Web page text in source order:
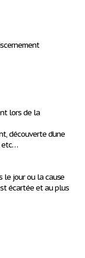
lors de la
découverte d’une
etc…
le jour ou la cause
écartée et au plus